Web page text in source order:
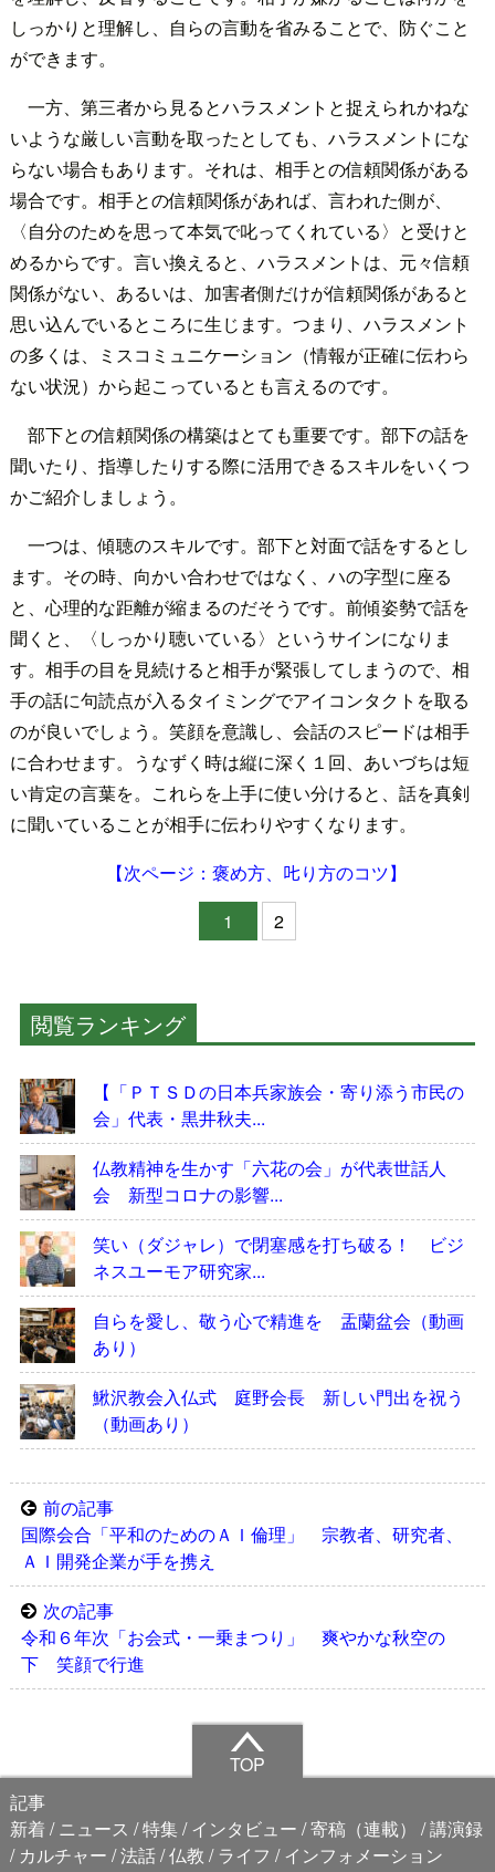
しっかりと理解し、自らの言動を省みることで、防ぐこと
ができます。
一方、第三者から見るとハラスメントと捉えられかねな
いような厳しい言動を取ったとしても、ハラスメントにな
らない場合もあります。それは、相手との信頼関係がある
場合です。相手との信頼関係があれば、言われた側が、
〈自分のためを思って本気で叱ってくれている〉と受けと
めるからです。言い換えると、ハラスメントは、元々信頼
関係がない、あるいは、加害者側だけが信頼関係があると
思い込んでいるところに生じます。つまり、ハラスメント
の多くは、ミスコミュニケーション（情報が正確に伝わら
ない状況）から起こっているとも言えるのです。
部下との信頼関係の構築はとても重要です。部下の話を
聞いたり、指導したりする際に活用できるスキルをいくつ
かご紹介しましょう。
一つは、傾聴のスキルです。部下と対面で話をするとし
ます。その時、向かい合わせではなく、ハの字型に座る
と、心理的な距離が縮まるのだそうです。前傾姿勢で話を
聞くと、〈しっかり聴いている〉というサインになりま
す。相手の目を見続けると相手が緊張してしまうので、相
手の話に句読点が入るタイミングでアイコンタクトを取る
のが良いでしょう。笑顔を意識し、会話のスピードは相手
に合わせます。うなずく時は縦に深く１回、あいづちは短
い肯定の言葉を。これらを上手に使い分けると、話を真剣
に聞いていることが相手に伝わりやすくなります。
【次ページ：褒め方、𠮟り方のコツ】
1
2
閲覧ランキング
【「ＰＴＳＤの日本兵家族会・寄り添う市民の
会」代表・黒井秋夫...
仏教精神を生かす「六花の会」が代表世話人
会 新型コロナの影響...
笑い（ダジャレ）で閉塞感を打ち破る！ ビジ
ネスユーモア研究家...
自らを愛し、敬う心で精進を 盂蘭盆会（動画
あり）
鰍沢教会入仏式 庭野会長 新しい門出を祝う
（動画あり）
前の記事
国際会合「平和のためのＡＩ倫理」 宗教者、研究者、
ＡＩ開発企業が手を携え
次の記事
令和６年次「お会式・一乗まつり」 爽やかな秋空の
下 笑顔で行進
TOP
記事
新着
ニュース 特集 インタビュー 寄稿（連載）
講演録
カルチャー 法話 仏教 ライフ インフォメーション